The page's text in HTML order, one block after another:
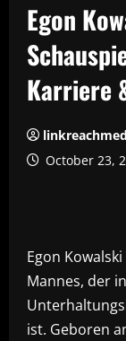
Egon
Karriere
October 23,
Egon
Mannes, der
ist. Geboren